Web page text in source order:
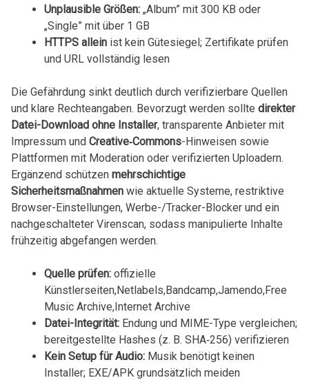
Unplausible Größen:„Album” mit ‌300 KB oder
„Single” mit über​ 1 GB
HTTPS alleinist kein Gütesiegel; Zertifikate prüfen
und URL ⁢vollständig lesen
Die Gefährdung ⁤sinkt deutlich durch verifizierbare Quellen
und klare Rechteangaben. Bevorzugt werden sollte direkter
Datei-Download ohne Installer, transparente Anbieter mit
Impressum und Creative‑Commons-Hinweisen sowie
Plattformen mit Moderation oder verifizierten Uploadern.
Ergänzend​ schützen mehrschichtige
Sicherheitsmaßnahmenwie aktuelle Systeme, restriktive
Browser-Einstellungen, Werbe-/Tracker-Blocker und ‍ein
nachgeschalteter Virenscan, sodass manipulierte Inhalte
frühzeitig abgefangen werden.
Quelle ⁢prüfen:offizielle
Künstlerseiten,Netlabels,Bandcamp,Jamendo,Free
Music Archive,Internet Archive
Datei-Integrität:Endung und MIME-Type vergleichen;
bereitgestellte Hashes (z. B.‌ SHA‑256) verifizieren
Kein​ Setup für Audio:Musik benötigt keinen
Installer; EXE/APK⁤ grundsätzlich meiden